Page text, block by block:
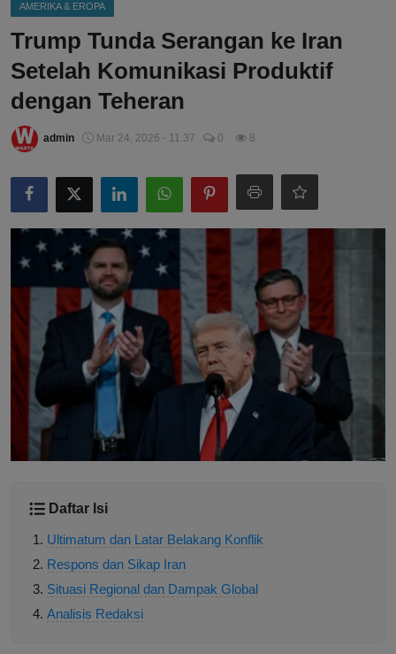
AMERIKA & EROPA
Trump Tunda Serangan ke Iran
Setelah Komunikasi Produktif
dengan Teheran
admin Mar 24, 2026 - 11:37 0 8
Daftar Isi
Ultimatum dan Latar Belakang Konflik
Respons dan Sikap Iran
Situasi Regional dan Dampak Global
Analisis Redaksi